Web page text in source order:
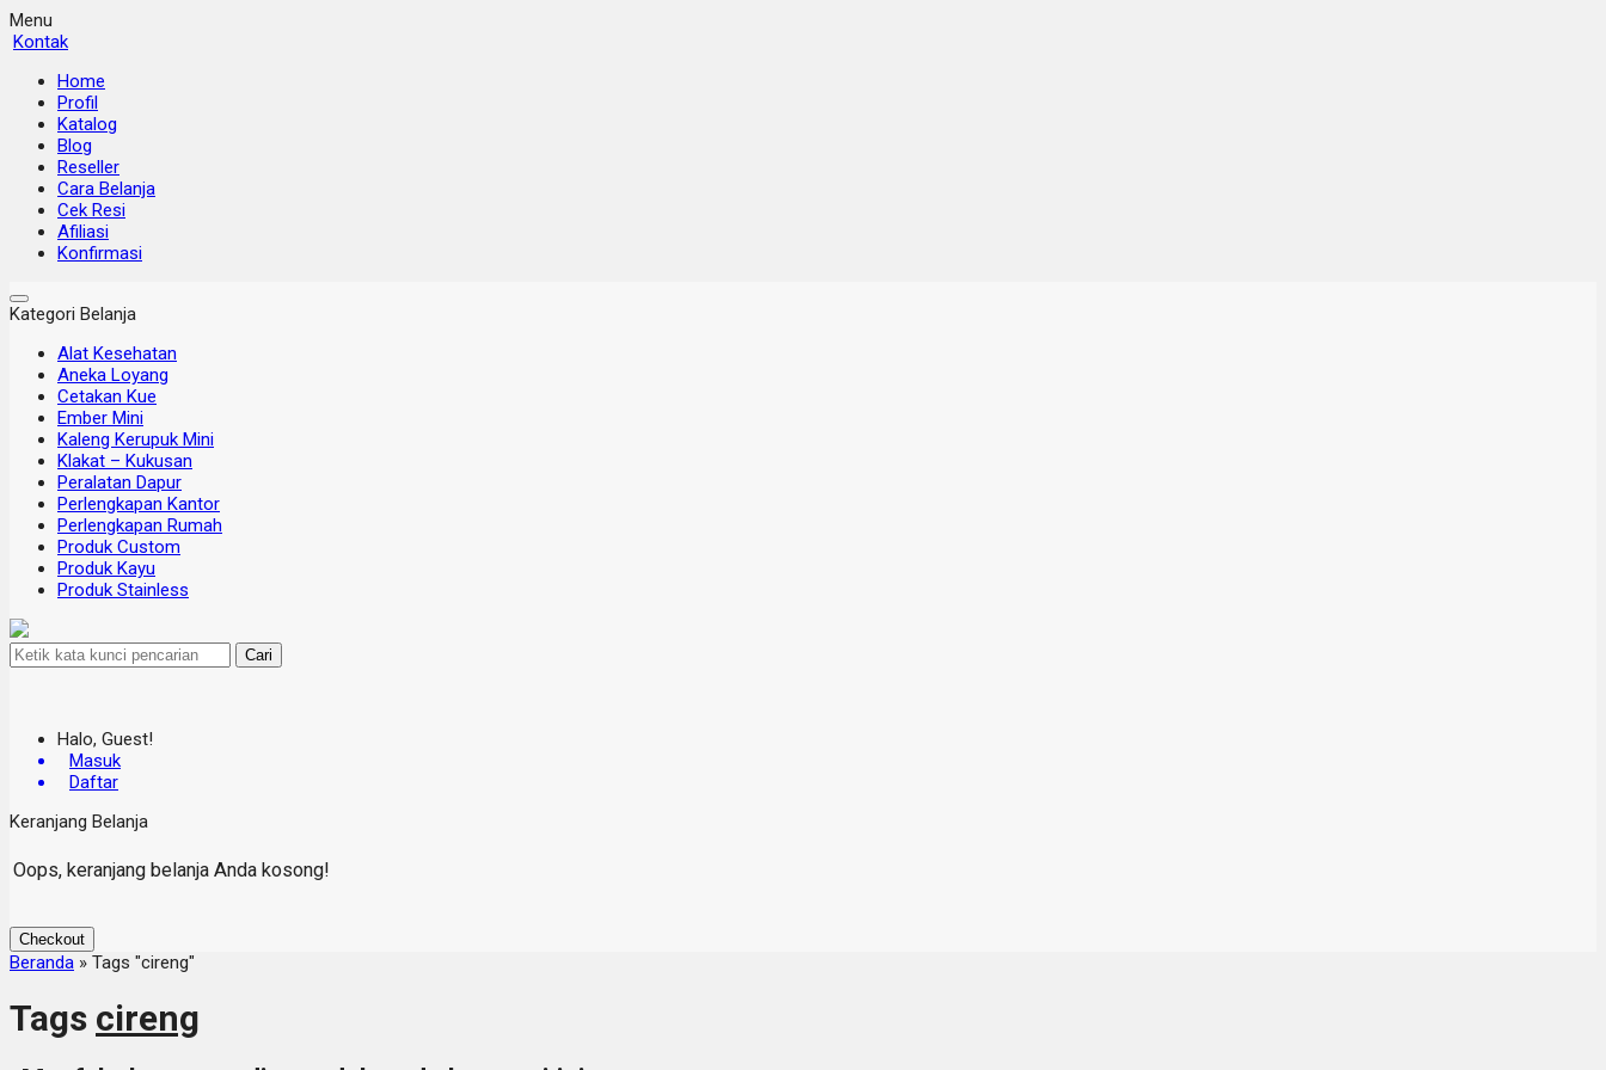
Menu
Kontak
Home
Profil
Katalog
Blog
Reseller
Cara Belanja
Cek Resi
Afiliasi
Konfirmasi
Kategori Belanja
Alat Kesehatan
Aneka Loyang
Cetakan Kue
Ember Mini
Kaleng Kerupuk Mini
Klakat – Kukusan
Peralatan Dapur
Perlengkapan Kantor
Perlengkapan Rumah
Produk Custom
Produk Kayu
Produk Stainless
Cari
Halo, Guest!
Masuk
Daftar
Keranjang Belanja
Oops, keranjang belanja Anda kosong!
Checkout
Beranda » Tags "cireng"
Tags cireng